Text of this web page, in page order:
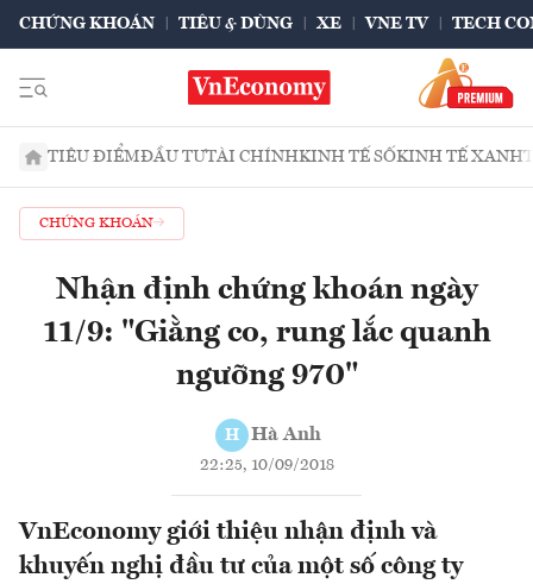
CHỨNG KHOÁN TIÊU & DÙNG XE VNE TV TECH
TIÊU ĐIỂMĐẦU TƯTÀI CHÍNHKINH TẾ SỐKINH TẾ XANH
CHỨNG KHOÁN
Nhận định chứng khoán ngày
11/9: "Giằng co, rung lắc quanh
ngưỡng 970"
H Hà Anh
22:25, 10/09/2018
VnEconomy giới thiệu nhận định và
khuyến nghị đầu tư của một số công ty